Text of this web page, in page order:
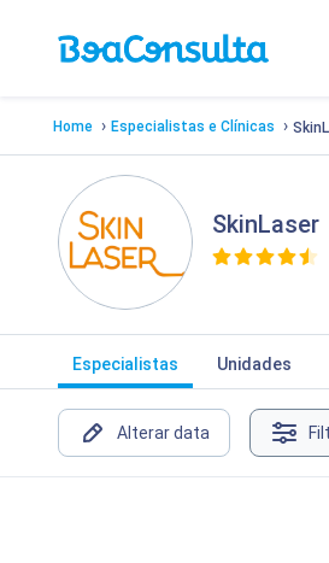
Home › Especialistas e Clínicas ›
SkinLaser
Especialistas Unidades
Alterar data